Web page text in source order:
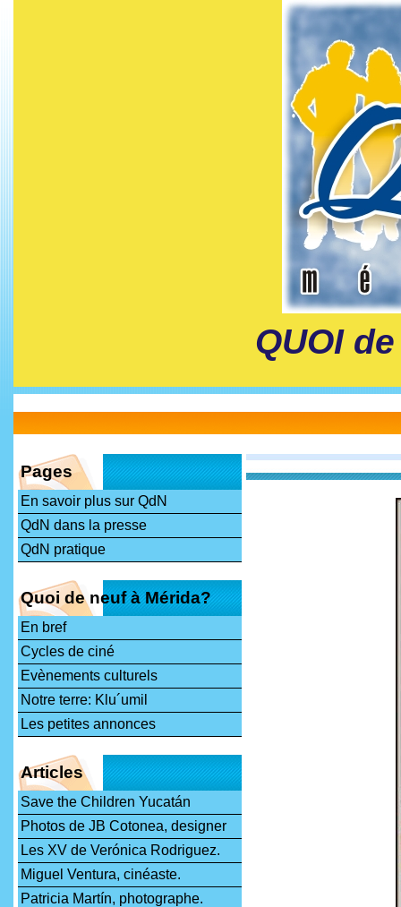
QUOI
Pages
En savoir plus sur QdN
QdN dans la presse
QdN pratique
Quoi de neuf à Mérida?
En bref
Cycles de ciné
Evènements culturels
Notre terre: Klu´umil
Les petites annonces
Articles
Save the Children Yucatán
Photos de JB Cotonea, designer
Les XV de Verónica Rodriguez.
Miguel Ventura, cinéaste.
Patricia Martín, photographe.